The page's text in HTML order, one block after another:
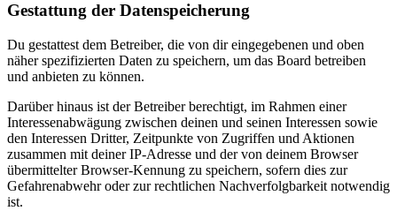
Gestattung der Datenspeicherung
Du gestattest dem Betreiber, die von dir eingegebenen und oben
näher spezifizierten Daten zu speichern, um das Board betreiben
und anbieten zu können.
Darüber hinaus ist der Betreiber berechtigt, im Rahmen einer
Interessenabwägung zwischen deinen und seinen Interessen sowie
den Interessen Dritter, Zeitpunkte von Zugriffen und Aktionen
zusammen mit deiner IP-Adresse und der von deinem Browser
übermittelter Browser-Kennung zu speichern, sofern dies zur
Gefahrenabwehr oder zur rechtlichen Nachverfolgbarkeit notwendig
ist.